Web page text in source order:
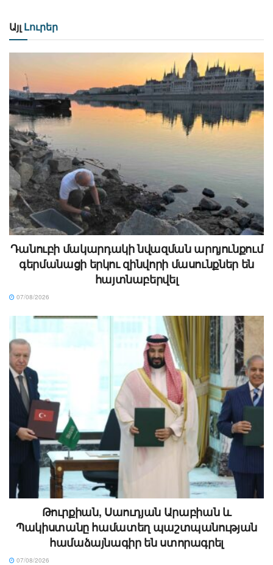
Այլ Լուրեր
Դանուբի մակարդակի նվազման արդյունքում
գերմանացի երկու զինվորի մասունքներ են
հայտնաբերվել
07/08/2026
Թուրքիան, Սաուդյան Արաբիան և
Պակիստանը համատեղ պաշտպանության
համաձայնագիր են ստորագրել
07/08/2026